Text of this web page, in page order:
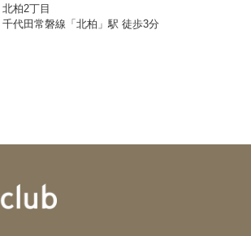
北柏2丁目
千代田常磐線「北柏」駅 徒歩3分